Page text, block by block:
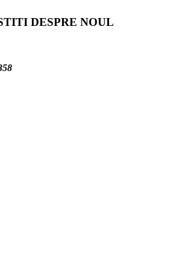
DESPRE NOUL